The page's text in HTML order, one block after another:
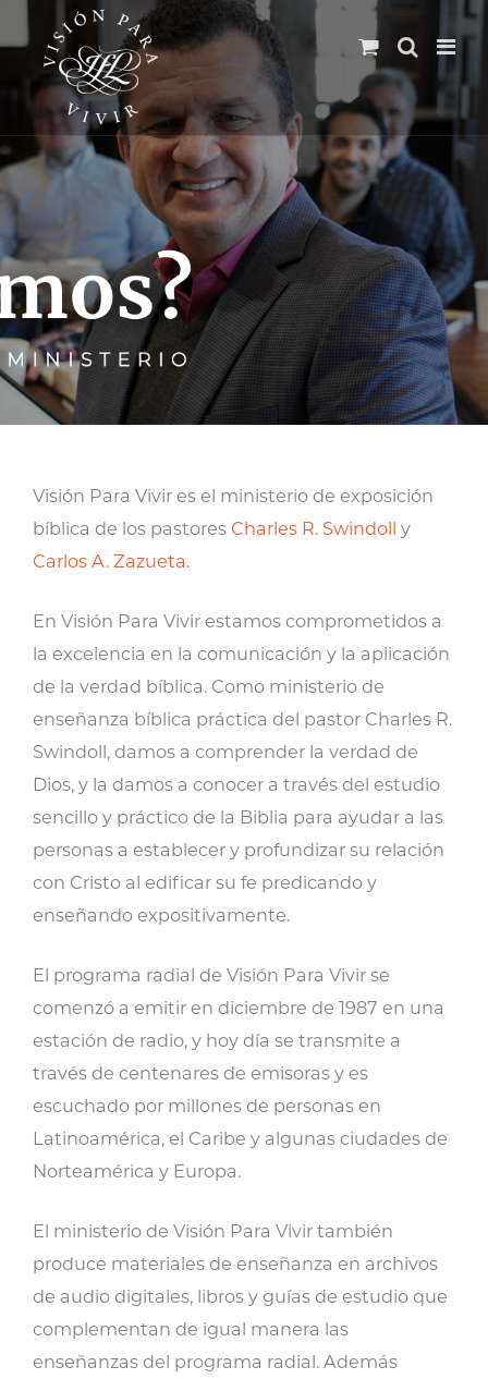
Visión Para Vivir es el ministerio de exposición
bíblica de los pastores Charles R. Swindoll y
Carlos A. Zazueta.
En Visión Para Vivir estamos comprometidos a
la excelencia en la comunicación y la aplicación
de la verdad bíblica. Como ministerio de
enseñanza bíblica práctica del pastor Charles R.
Swindoll, damos a comprender la verdad de
Dios, y la damos a conocer a través del estudio
sencillo y práctico de la Biblia para ayudar a las
personas a establecer y profundizar su relación
con Cristo al edificar su fe predicando y
enseñando expositivamente.
El programa radial de Visión Para Vivir se
comenzó a emitir en diciembre de 1987 en una
estación de radio, y hoy día se transmite a
través de centenares de emisoras y es
escuchado por millones de personas en
Latinoamérica, el Caribe y algunas ciudades de
Norteamérica y Europa.
El ministerio de Visión Para Vivir también
produce materiales de enseñanza en archivos
de audio digitales, libros y guías de estudio que
complementan de igual manera las
enseñanzas del programa radial. Además